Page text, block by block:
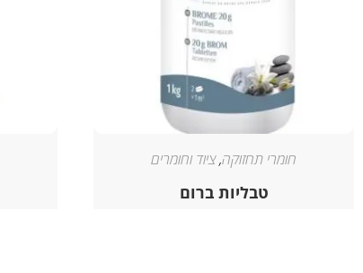
חומרי תחזוקה,ציוד וחומרים
טבליות ברום